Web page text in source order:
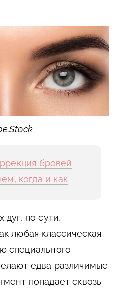
бровей
когда и как
дуг, по сути,
любая классическая
специального
едва различимые
попадает сквозь